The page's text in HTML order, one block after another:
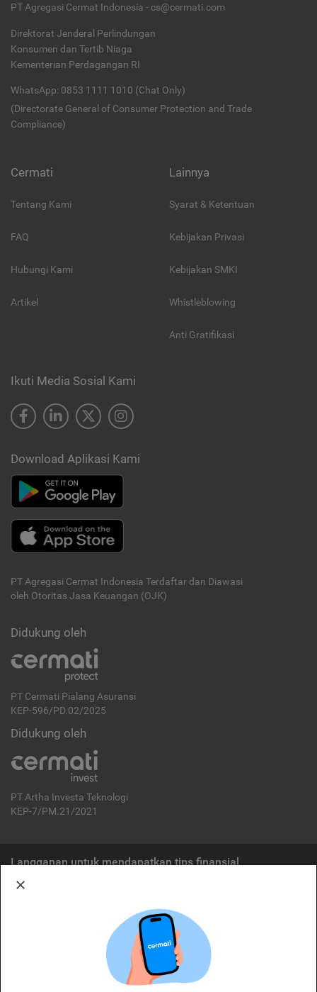
PT Agregasi Cermat Indonesia - cs@cermati.com
Direktorat Jenderal Perlindungan
Konsumen dan Tertib Niaga
Kementerian Perdagangan RI
WhatsApp: 0853 1111 1010 (Chat Only)
(Directorate General of Consumer Protection and Trade
Compliance)
Cermati
Tentang Kami
FAQ
Hubungi Kami
Artikel
Lainnya
Syarat & Ketentuan
Kebijakan Privasi
Kebijakan SMKI
Whistleblowing
Anti Gratifikasi
Ikuti Media Sosial Kami
Download Aplikasi Kami
PT Agregasi Cermat Indonesia Terdaftar dan Diawasi
oleh Otoritas Jasa Keuangan (OJK)
Didukung oleh
PT Cermati Pialang Asuransi
KEP-596/PD.02/2025
Didukung oleh
PT Artha Investa Teknologi
KEP-7/PM.21/2021
Langganan untuk mendapatkan tips finansial
Cermati merupakan penyelenggara agregasi jasa keuangan yang terdaftar di
OJK. Oleh karena itu, produk dan/atau layanan jasa keuangan yang
ditawarkan bukan merupakan produk dan/atau layanan jasa keuangan yang
diterbitkan oleh Cermati dan Cermati tidak bertanggung jawab atas tuntutan